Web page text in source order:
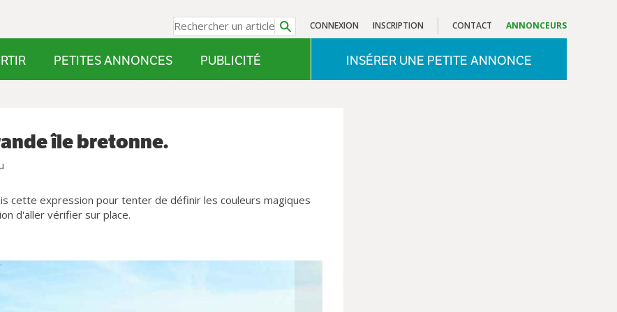
CONTACT ANNONCEURS
CONNEXION INSCRIPTION
PETITES ANNONCES PUBLICITÉ INSÉRER UNE PETITE ANNONCE
île bretonne.
cette expression pour tenter de définir les couleurs magiques
d'aller vérifier sur place.